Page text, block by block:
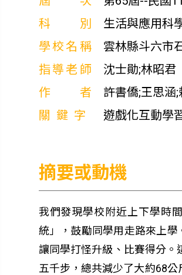
科別
生活與應用科
學校名稱
雲林縣斗六市
指導老師
沈士勛;林昭君
作者
許書僑;王思涵
關鍵字
遊戲化互動學
摘要或動機
我們發現學校附近上下學時
統」，鼓勵同學用走路來上
讓同學打怪升級、比賽得分
五千步，總共減少了大約68